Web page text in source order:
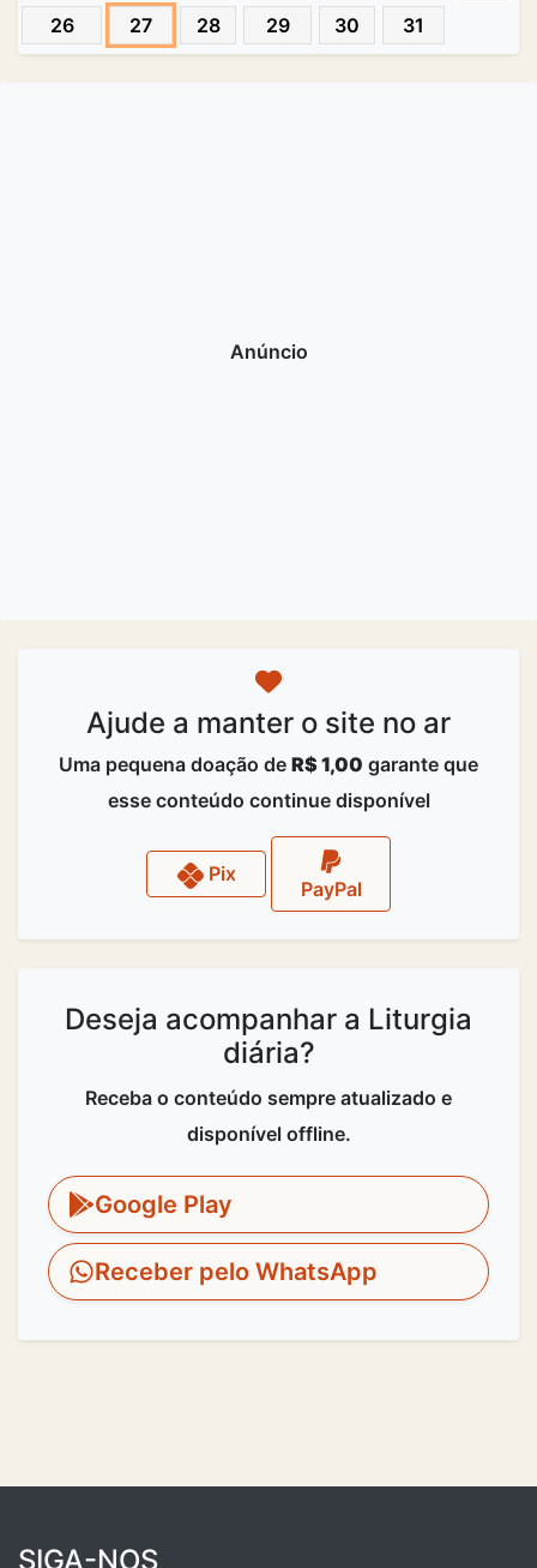
26
27 28 29 30 31
Ajude a manter o site no ar
Uma pequena doação de R$ 1,00 garante que
esse conteúdo continue disponível
Pix
PayPal
Deseja acompanhar a Liturgia
diária?
Receba o conteúdo sempre atualizado e
disponível offline.
Google Play
Receber pelo WhatsApp
SIGA-NOS